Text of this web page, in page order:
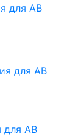
для АВ
для АВ